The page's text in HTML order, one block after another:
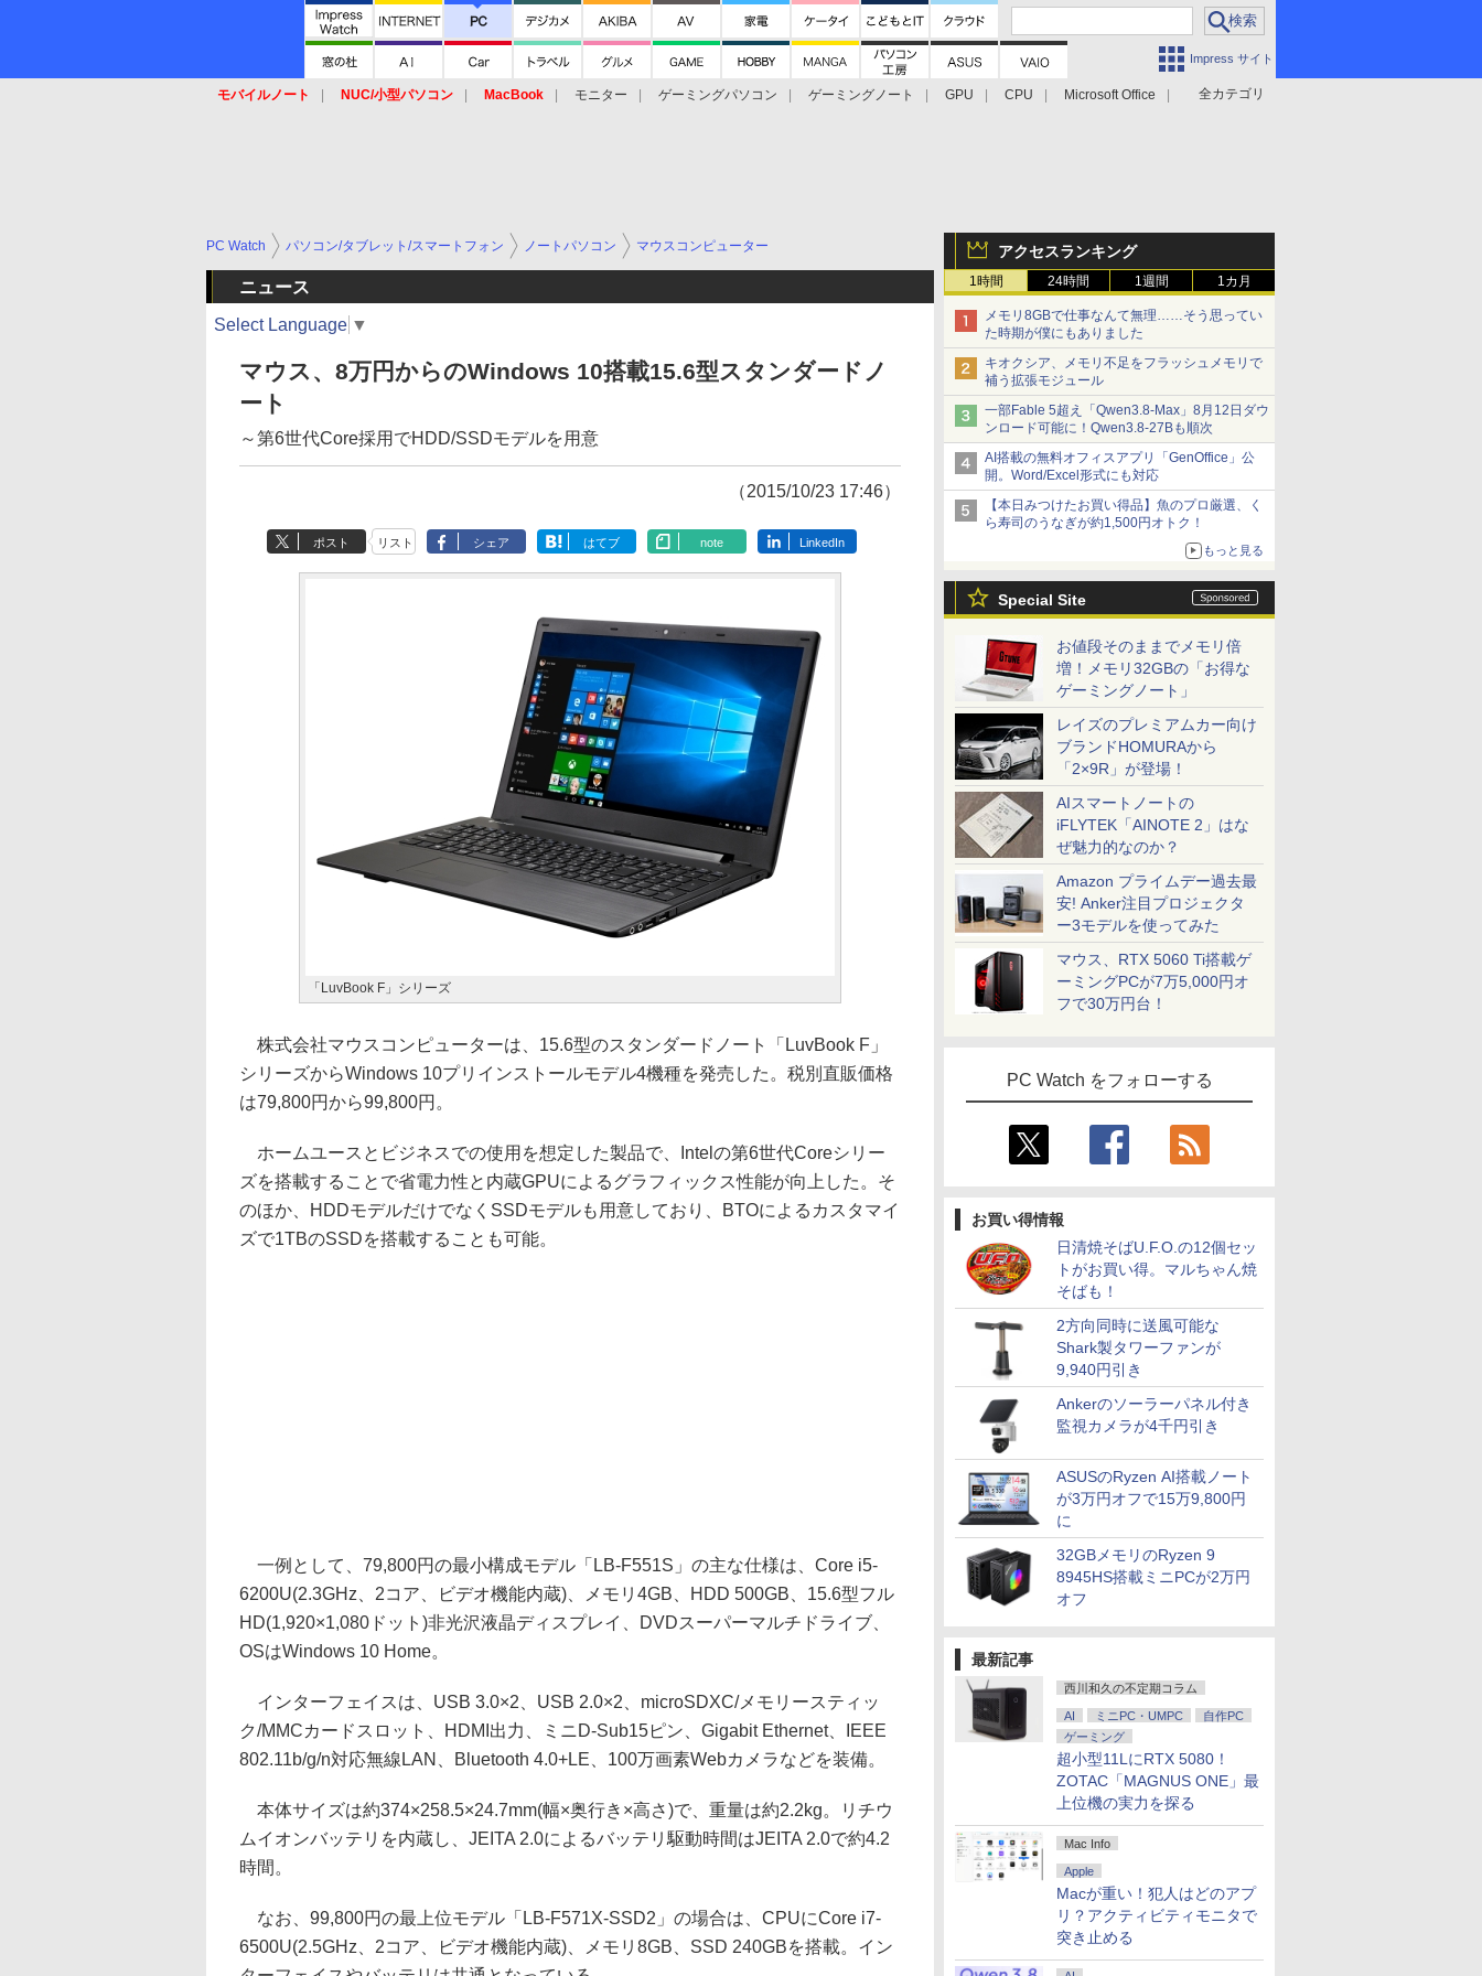
Impress サイト
全カテゴリ
モバイルノート NUC/小型パソコン MacBook モニター ゲーミングパソコン ゲーミングノート GPU CPU
Microsoft Office
アクセスランキング
1時間 24時間 1週間 1カ月
メモリ8GBで仕事なんて無理……そう思ってい
た時期が僕にもありました
キオクシア、メモリ不足をフラッシュメモリで
補う拡張モジュール
一部Fable 5超え「Qwen3.8-Max」8月12日ダウ
ンロード可能に！Qwen3.8-27Bも順次
AI搭載の無料オフィスアプリ「GenOffice」公
開。Word/Excel形式にも対応
【本日みつけたお買い得品】魚のプロ厳選、く
ら寿司のうなぎが約1,500円オトク！
もっと見る
Special Site
お値段そのままでメモリ倍
増！メモリ32GBの「お得な
ゲーミングノート」
レイズのプレミアムカー向け
ブランドHOMURAから
「2×9R」が登場！
AIスマートノートの
iFLYTEK「AINOTE 2」はな
ぜ魅力的なのか？
Amazon プライムデー過去最
安! Anker注目プロジェクタ
ー3モデルを使ってみた
マウス、RTX 5060 Ti搭載ゲ
ーミングPCが7万5,000円オ
フで30万円台！
PC Watch をフォローする
お買い得情報
日清焼そばU.F.O.の12個セッ
トがお買い得。マルちゃん焼
そばも！
2方向同時に送風可能な
Shark製タワーファンが
9,940円引き
Ankerのソーラーパネル付き
監視カメラが4千円引き
ASUSのRyzen AI搭載ノート
が3万円オフで15万9,800円
に
32GBメモリのRyzen 9
8945HS搭載ミニPCが2万円
オフ
最新記事
西川和久の不定期コラム
AI ミニPC・UMPC
自作PC
ゲーミング
超小型11LにRTX 5080！
ZOTAC「MAGNUS ONE」最
上位機の実力を探る
Mac Info
Apple
Macが重い！犯人はどのアプ
リ？アクティビティモニタで
突き止める
PC Watch パソコン/タブレット/スマートフォン ノートパソコン マウスコンピューター
ニュース
Select Language ▼
マウス、8万円からのWindows 10搭載15.6型スタンダードノ
ート
～第6世代Core採用でHDD/SSDモデルを用意
（2015/10/23 17:46）
ポスト リスト シェア はてブ note LinkedIn
「LuvBook F」シリーズ
株式会社マウスコンピューターは、15.6型のスタンダードノート「LuvBook F」
シリーズからWindows 10プリインストールモデル4機種を発売した。税別直販価格
は79,800円から99,800円。
ホームユースとビジネスでの使用を想定した製品で、Intelの第6世代Coreシリー
ズを搭載することで省電力性と内蔵GPUによるグラフィックス性能が向上した。そ
のほか、HDDモデルだけでなくSSDモデルも用意しており、BTOによるカスタマイ
ズで1TBのSSDを搭載することも可能。
一例として、79,800円の最小構成モデル「LB-F551S」の主な仕様は、Core i5-
6200U(2.3GHz、2コア、ビデオ機能内蔵)、メモリ4GB、HDD 500GB、15.6型フル
HD(1,920×1,080ドット)非光沢液晶ディスプレイ、DVDスーパーマルチドライブ、
OSはWindows 10 Home。
インターフェイスは、USB 3.0×2、USB 2.0×2、microSDXC/メモリースティッ
ク/MMCカードスロット、HDMI出力、ミニD-Sub15ピン、Gigabit Ethernet、IEEE
802.11b/g/n対応無線LAN、Bluetooth 4.0+LE、100万画素Webカメラなどを装備。
本体サイズは約374×258.5×24.7mm(幅×奥行き×高さ)で、重量は約2.2kg。リチウ
ムイオンバッテリを内蔵し、JEITA 2.0によるバッテリ駆動時間はJEITA 2.0で約4.2
時間。
なお、99,800円の最上位モデル「LB-F571X-SSD2」の場合は、CPUにCore i7-
6500U(2.5GHz、2コア、ビデオ機能内蔵)、メモリ8GB、SSD 240GBを搭載。イン